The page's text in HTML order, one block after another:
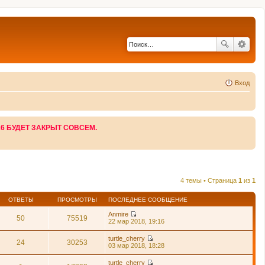
Вход
БУДЕТ ЗАКРЫТ СОВСЕМ.
4 темы • Страница 1 из 1
ОТВЕТЫ ПРОСМОТРЫ ПОСЛЕДНЕЕ СООБЩЕНИЕ
50 75519
Anmire
П
е
й
т
и
22 мар 2018, 19:16
24 30253
turtle_cherry
П
03 мар 2018, 18:28
turtle_cherry